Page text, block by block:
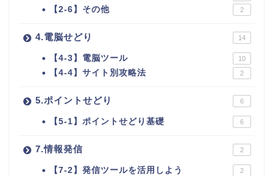
【2-6】その他 2
4.電脳せどり 14
【4-3】電脳ツール 10
【4-4】サイト別攻略法 2
5.ポイントせどり 6
【5-1】ポイントせどり基礎 6
7.情報発信 2
【7-2】発信ツールを活用しよう 2